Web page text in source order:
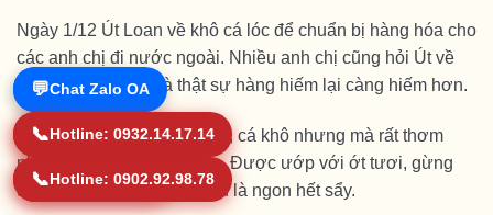
💬Zalo OA
📞0932.14.17.14
📞0902.92.98.78
💬Chat Zalo OA
📞Hotline: 0932.14.17.14
📞Hotline: 0902.92.98.78
Ngày 1/12 Út Loan về khô cá lóc để chuẩn bị hàng hóa cho
các anh chị đi nước ngoài. Nhiều anh chị cũng hỏi Út về
khô cá lóc đồng, mà thật sự hàng hiếm lại càng hiếm hơn.
Khô cá nuôi con cỡ bàn tay, cá khô nhưng mà rất thơm
nha, cắt ra mùi thơm phức. Được ướp với ớt tươi, gừng
tiêu đập dập, nướng lên ăn là ngon hết sẩy.